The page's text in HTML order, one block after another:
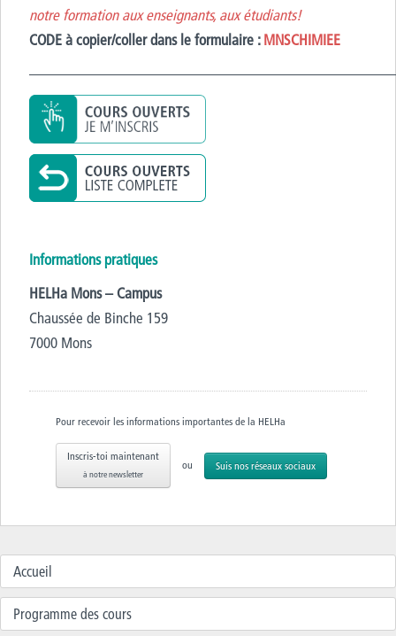
notre formation aux enseignants, aux étudiants!
CODE à copier/coller dans le formulaire :MNSCHIMIEE
Informations pratiques
HELHa Mons – Campus
Chaussée de Binche 159
7000 Mons
Pour recevoir les informations importantes de la HELHa
Inscris-toi maintenant
à notre newsletter
ou Suis nos réseaux sociaux
Accueil
Programme des cours